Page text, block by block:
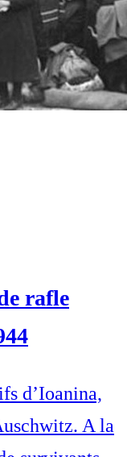
rafle
d’Ioanina,
A la